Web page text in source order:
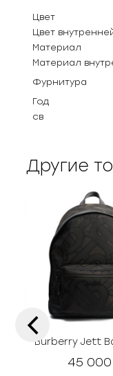
Цвет
Цвет
Материал
Материал
Фурнитура
Год
св
Другие
Burberry Jett
45 000
‹